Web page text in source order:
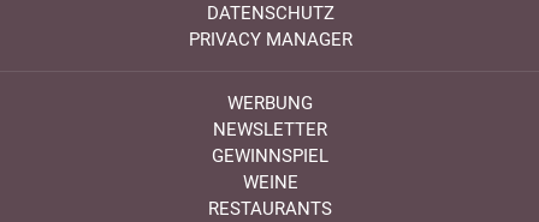
DATENSCHUTZ
PRIVACY MANAGER
WERBUNG
NEWSLETTER
GEWINNSPIEL
WEINE
RESTAURANTS